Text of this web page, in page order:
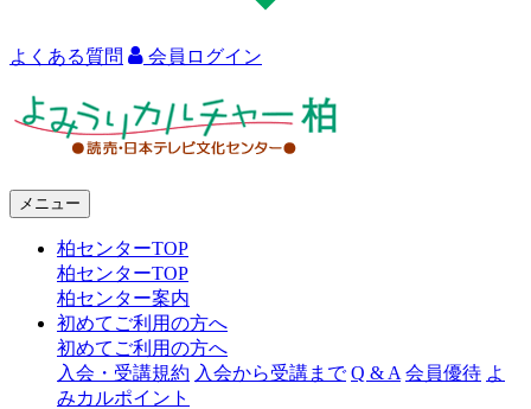
よくある質問 会員ログイン
ャ
メニュー
柏センターTOP
柏センターTOP
柏センター案内
初めてご利用の方へ
初めてご利用の方へ
入会・受講規約 入会から受講まで Q & A 会員優待 よ
みカルポイント